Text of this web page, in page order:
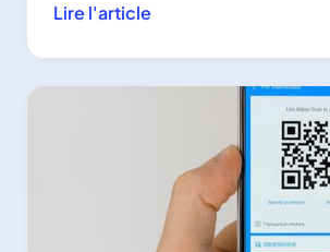
Lire l'article